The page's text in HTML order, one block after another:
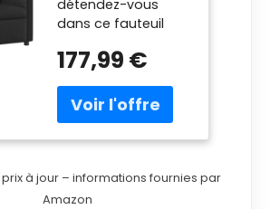
détendez-vous
dans ce fauteuil
massage très
【Fonction
d'inclinaison
manuelle :】 ce
est doté d'une
poignée du côté
177,99 €
à jour – informations fournies par
Amazon